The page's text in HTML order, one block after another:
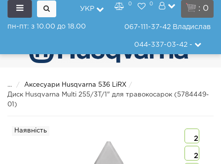
: 0
УКР
0 0
пн-пт: з 10.00 до 18.00 067-111-37-42 Владислав
044-337-03-42-
...
Аксесуари Husqvarna 536 LiRX
Диск Husqvarna Multi 255/3T/1" для травокосарок (5784449-
01)
2
2
Наявність